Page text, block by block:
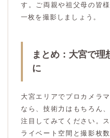
す。ご両親や祖父母の皆
一枚を撮影しましょう。
まとめ：大宮で理
に
大宮エリアでプロカメラ
なら、技術力はもちろん
注目してみてください。
ライベート空間と撮影枚